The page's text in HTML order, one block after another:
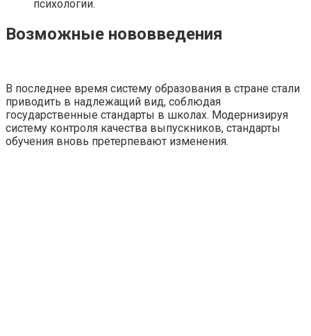
психологии.
Возможные нововведения
В последнее время систему образования в стране стали
приводить в надлежащий вид, соблюдая
государственные стандарты в школах. Модернизируя
систему контроля качества выпускников, стандарты
обучения вновь претерпевают изменения.